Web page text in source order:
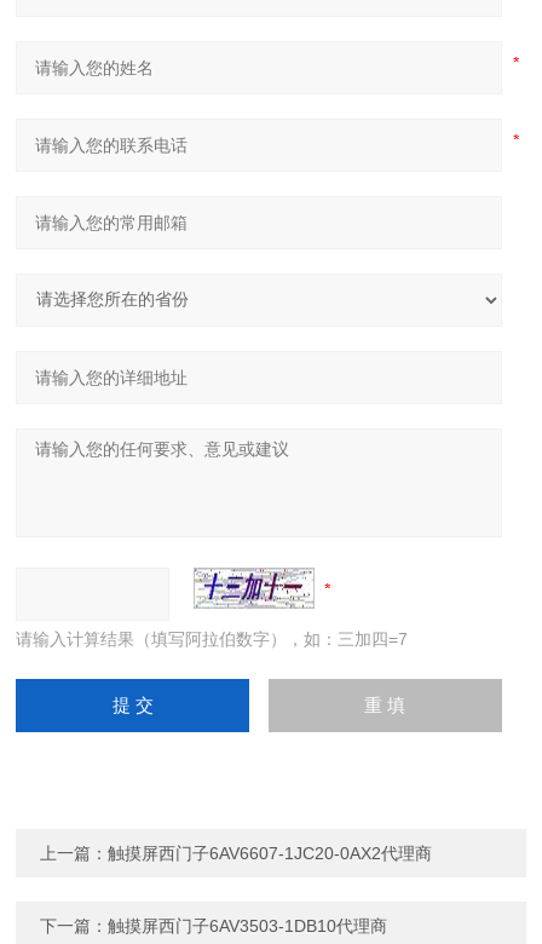
请输入计算结果（填写阿拉伯数字），如：三加四=7
上一篇：触摸屏西门子6AV6607-1JC20-0AX2代理商
下一篇：触摸屏西门子6AV3503-1DB10代理商